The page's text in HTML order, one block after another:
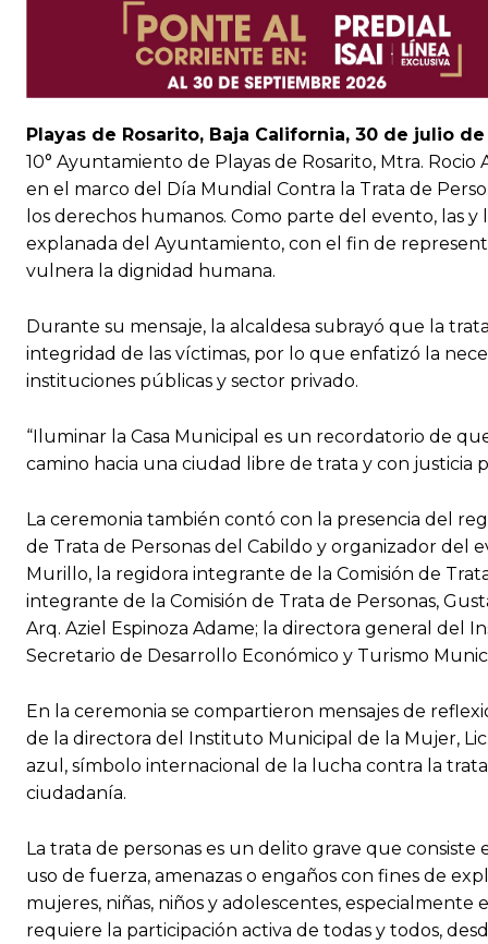
Playas de Rosarito, Baja California, 30 de julio de
10° Ayuntamiento de Playas de Rosarito, Mtra.
en el marco del Día Mundial Contra la Trata de
los derechos humanos. Como parte del evento, las
explanada del Ayuntamiento, con el fin de
vulnera la dignidad humana.
Durante su mensaje, la alcaldesa subrayó que la
integridad de las víctimas, por lo que enfatizó la
instituciones públicas y sector privado.
“Iluminar la Casa Municipal es un recordatorio de
camino hacia una ciudad libre de trata y con justicia
La ceremonia también contó con la presencia del
de Trata de Personas del Cabildo y organizador del
Murillo, la regidora integrante de la Comisión de
integrante de la Comisión de Trata de Personas,
Arq. Aziel Espinoza Adame; la directora general del
Secretario de Desarrollo Económico y Turismo
En la ceremonia se compartieron mensajes de
de la directora del Instituto Municipal de la Mujer,
azul, símbolo internacional de la lucha contra la
ciudadanía.
La trata de personas es un delito grave que
uso de fuerza, amenazas o engaños con fines de
mujeres, niñas, niños y adolescentes,
requiere la participación activa de todas y todos,